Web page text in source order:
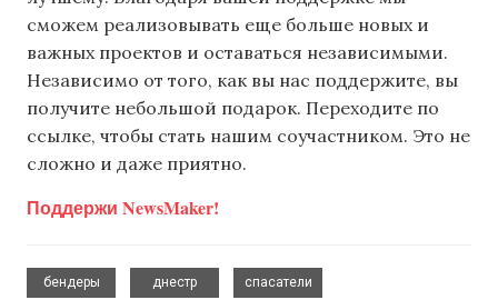
сможем реализовывать еще больше новых и
важных проектов и оставаться независимыми.
Независимо от того, как вы нас поддержите, вы
получите небольшой подарок. Переходите по
ссылке, чтобы стать нашим соучастником. Это не
сложно и даже приятно.
Поддержи NewsMaker!
бендеры
днестр
спасатели